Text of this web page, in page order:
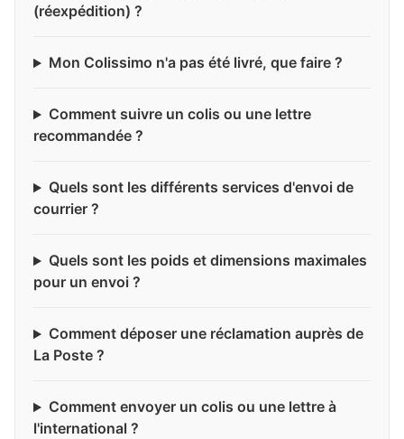
(réexpédition) ?
Mon Colissimo n'a pas été livré, que faire ?
Comment suivre un colis ou une lettre
recommandée ?
Quels sont les différents services d'envoi de
courrier ?
Quels sont les poids et dimensions maximales
pour un envoi ?
Comment déposer une réclamation auprès de
La Poste ?
Comment envoyer un colis ou une lettre à
l'international ?